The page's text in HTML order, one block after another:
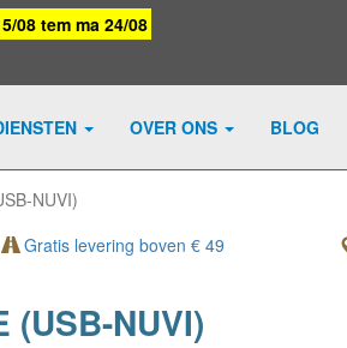
08 tem ma 24/08
OVER ONS BLOG
NUVI)
Gratis levering boven € 49
(USB-NUVI)